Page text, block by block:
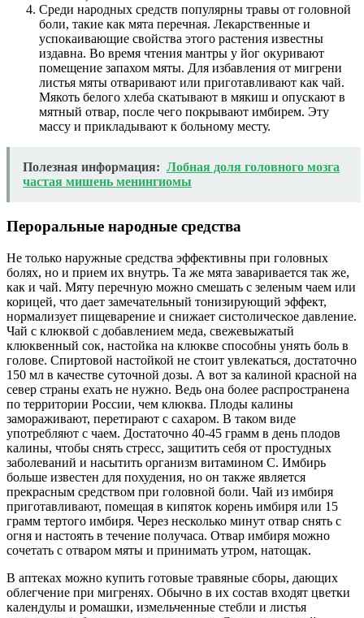
Среди народных средств популярны травы от головной
боли, такие как мята перечная. Лекарственные и
успокаивающие свойства этого растения известны
издавна. Во время чтения мантры у йог окуривают
помещение запахом мяты. Для избавления от мигрени
листья мяты отваривают или приготавливают как чай.
Мякоть белого хлеба скатывают в мякиш и опускают в
мятный отвар, после чего покрывают имбирем. Эту
массу и прикладывают к больному месту.
Полезная информация: Лобная доля головного мозга
частая мишень менингиомы
Пероральные народные средства
Не только наружные средства эффективны при головных
болях, но и прием их внутрь. Та же мята заваривается так же,
как и чай. Мяту перечную можно смешать с зеленым чаем или
корицей, что дает замечательный тонизирующий эффект,
нормализует пищеварение и снижает систолическое давление.
Чай с клюквой с добавлением меда, свежевыжатый
клюквенный сок, настойка на клюкве способны унять боль в
голове. Спиртовой настойкой не стоит увлекаться, достаточно
150 мл в качестве суточной дозы. А вот за калиной красной на
север страны ехать не нужно. Ведь она более распространена
по территории России, чем клюква. Плоды калины
замораживают, перетирают с сахаром. В таком виде
употребляют с чаем. Достаточно 40-45 грамм в день плодов
калины, чтобы снять стресс, защитить себя от простудных
заболеваний и насытить организм витамином С. Имбирь
больше известен для похудения, но он также является
прекрасным средством при головной боли. Чай из имбиря
приготавливают, помещая в кипяток корень имбиря или 15
грамм тертого имбиря. Через несколько минут отвар снять с
огня и настоять в течение получаса. Отвар имбиря можно
сочетать с отваром мяты и принимать утром, натощак.
В аптеках можно купить готовые травяные сборы, дающих
облегчение при мигренях. Обычно в их состав входят цветки
календулы и ромашки, измельченные стебли и листья